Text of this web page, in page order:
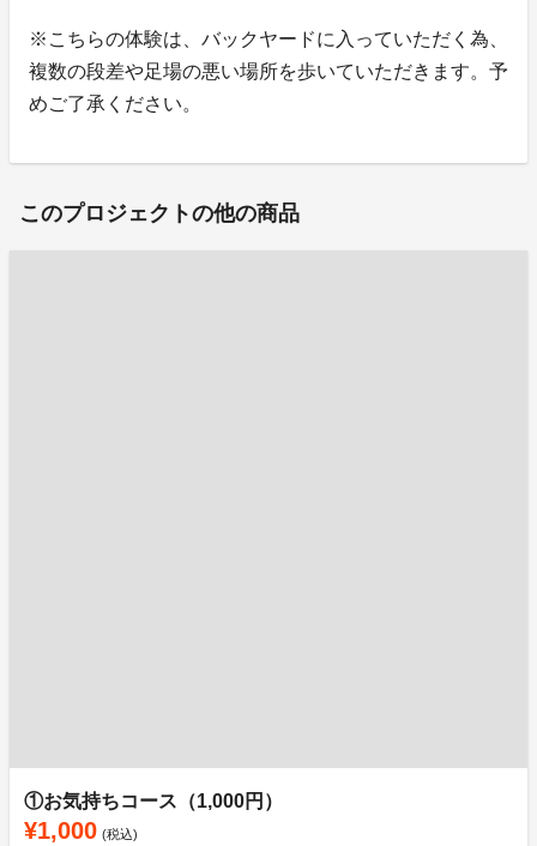
※こちらの体験は、バックヤードに入っていただく為、
複数の段差や足場の悪い場所を歩いていただきます。予
めご了承ください。
このプロジェクトの他の商品
①お気持ちコース（1,000円）
¥1,000 (税込)